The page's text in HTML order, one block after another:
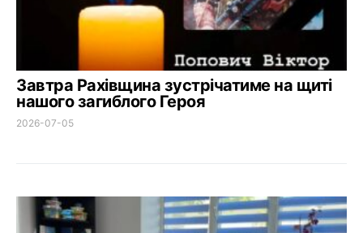
Завтра Рахівщина зустрічатиме на щиті
нашого загиблого Героя
2026-07-05